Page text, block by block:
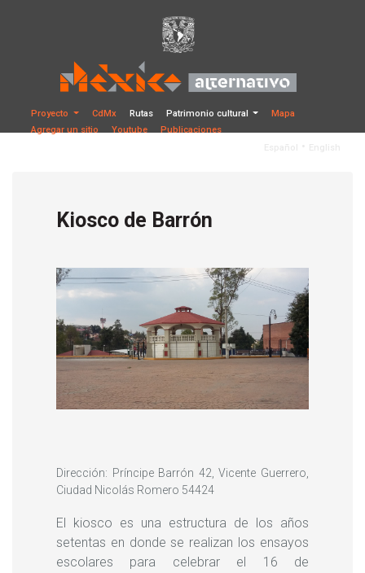
Proyecto CdMx Rutas Patrimonio cultural
Mapa
Agregar un sitio
Youtube
Publicaciones
Kiosco de Barrón
Dirección: Príncipe Barrón 42, Vicente Guerrero,
Ciudad Nicolás Romero 54424
El kiosco es una estructura de los años
setentas en donde se realizan los ensayos
escolares para celebrar el 16 de